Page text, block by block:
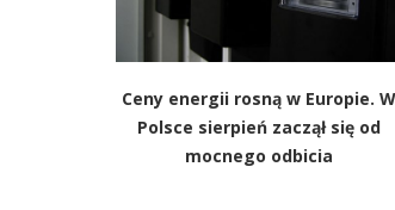
Ceny energii rosną w Europie. W
Polsce sierpień zaczął się od
mocnego odbicia